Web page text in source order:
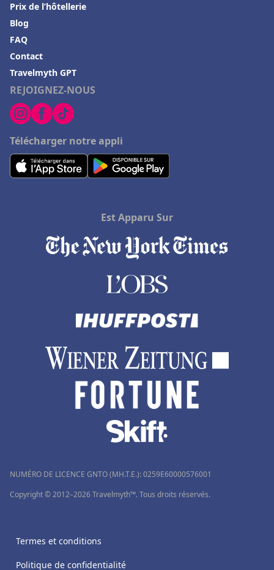
REJOIGNEZ-NOUS
Télécharger notre appli
Prix de l’hôtellerie
Blog
FAQ
Contact
Travelmyth GPT
Est Apparu Sur
NUMÉRO DE LICENCE GNTO (MH.T.E.): 0259Ε60000576001
Copyright © 2012–2026 Travelmyth™. Tous droits réservés.
Termes et conditions
Politique de confidentialité